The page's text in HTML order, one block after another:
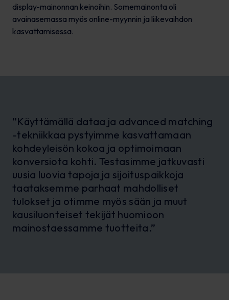
display-mainonnan keinoihin. Somemainonta oli
avainasemassa myös online-myynnin ja liikevaihdon
kasvattamisessa.
”Käyttämällä dataa ja advanced matching
-tekniikkaa pystyimme kasvattamaan
kohdeyleisön kokoa ja optimoimaan
konversiota kohti. Testasimme jatkuvasti
uusia luovia tapoja ja sijoituspaikkoja
taataksemme parhaat mahdolliset
tulokset ja otimme myös sään ja muut
kausiluonteiset tekijät huomioon
mainostaessamme tuotteita.”